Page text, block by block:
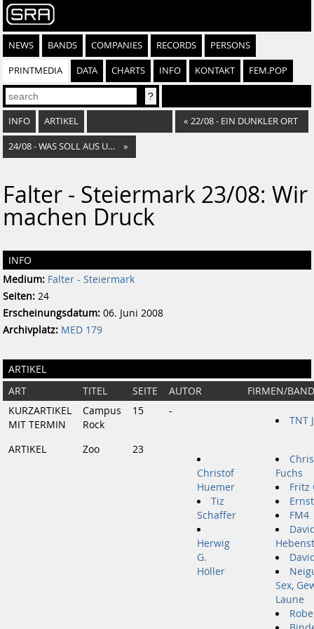
NEWS BANDS COMPANIES RECORDS PERSONS
PRINTMEDIA DATA CHARTS INFO KONTAKT FEM.POP
INFO ARTIKEL « 22/08 - EIN DUNKLER ORT
24/08 - WAS SOLL AUS UNS WERDEN? »
Falter - Steiermark 23/08: Wir
machen Druck
INFO
Medium: Falter - Steiermark
Seiten: 24
Erscheinungsdatum: 06. Juni 2008
Archivplatz: MED 179
ARTIKEL
ART TITEL SEITE AUTOR
FIRMEN/
KURZARTIKEL
MIT TERMIN
Campus
Rock
15 -
TNT
ARTIKEL Zoo
23
Christof
Huemer
Tiz
Schaffer
Herwig
G.
Höller
Fuchs
Fritz
FM4
Sex,
Laune